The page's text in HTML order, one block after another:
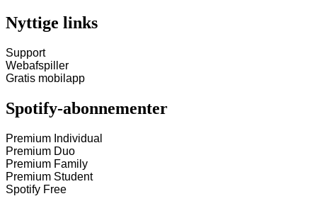
Nyttige links
Support
Webafspiller
Gratis mobilapp
Spotify-abonnementer
Premium Individual
Premium Duo
Premium Family
Premium Student
Spotify Free